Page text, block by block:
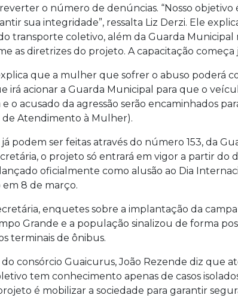
o número de denúncias. “Nosso objetivo
sua integridade”, ressalta Liz Derzi. Ele
transporte coletivo, além da Guarda
as diretrizes do projeto. A capacitação começa
que a mulher que sofrer o abuso poderá
irá acionar a Guarda Municipal para que o
o acusado da agressão serão encaminhados
de Atendimento à Mulher).
podem ser feitas através do número 153, da
o projeto só entrará em vigor a partir do
oficialmente como alusão ao Dia
8 de março.
enquetes sobre a implantação da
Grande e a população sinalizou de forma
terminais de ônibus.
consórcio Guaicurus, João Rezende diz que
tem conhecimento apenas de casos
é mobilizar a sociedade para garantir